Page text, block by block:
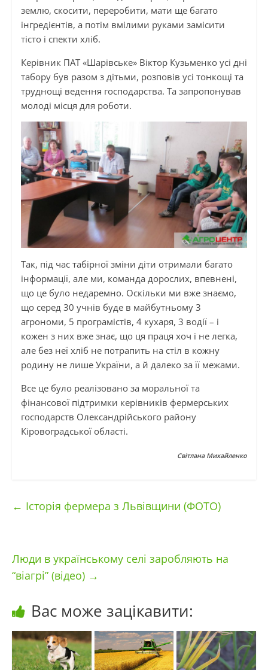
землю, скосити, переробити, мати ще багато
інгредієнтів, а потім вмілими руками замісити
тісто і спекти хліб.
Керівник ПАТ «Шарівське» Віктор Кузьменко усі дні
табору був разом з дітьми, розповів усі тонкощі та
труднощі ведення господарства. Та запропонував
молоді місця для роботи.
Так, під час табірної зміни діти отримали багато
інформації, але ми, команда дорослих, впевнені,
що це було недаремно. Оскільки ми вже знаємо,
що серед 30 учнів буде в майбутньому 3
агрономи, 5 програмістів, 4 кухаря, 3 водії – і
кожен з них вже знає, що ця праця хоч і не легка,
але без неї хліб не потрапить на стіл в кожну
родину не лише України, а й далеко за її межами.
Все це було реалізовано за моральної та
фінансової підтримки керівників фермерських
господарств Олександрійського району
Кіровоградської області.
Світлана Михайленко
← Історія фермера з Львівщини (ФОТО)
Люди в українському селі заробляють на
“віагрі” (відео) →
Вас може зацікавити: